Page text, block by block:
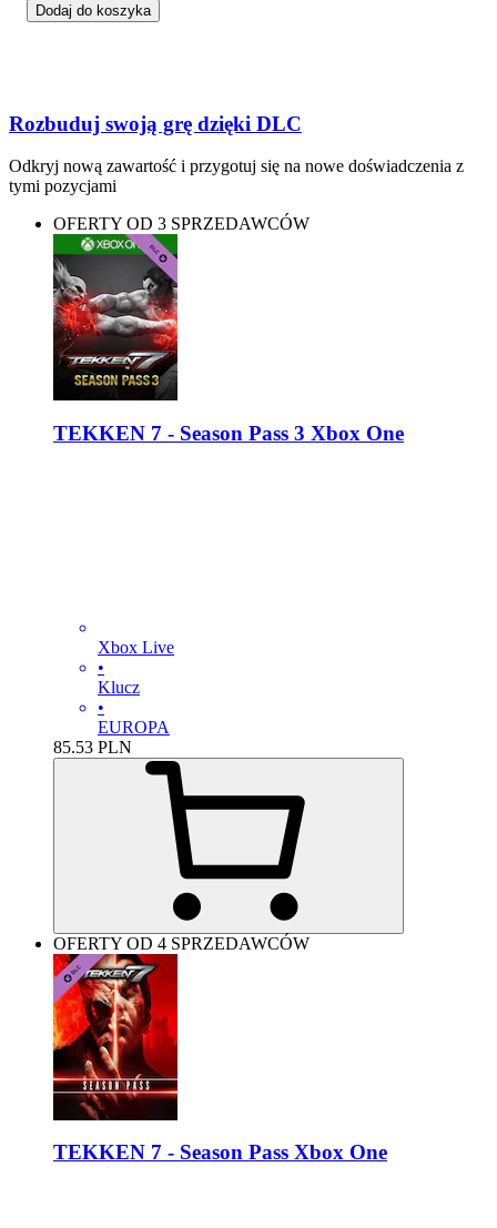
Dodaj do koszyka
Rozbuduj swoją grę dzięki DLC
Odkryj nową zawartość i przygotuj się na nowe doświadczenia z
tymi pozycjami
OFERTY OD 3 SPRZEDAWCÓW
TEKKEN 7 - Season Pass 3 Xbox One
Xbox Live
•
Klucz
•
EUROPA
85.53 PLN
OFERTY OD 4 SPRZEDAWCÓW
TEKKEN 7 - Season Pass Xbox One